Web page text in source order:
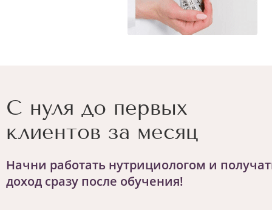
С нуля до первых
клиентов за месяц
Начни работать нутрициологом и
доход сразу после обучения!